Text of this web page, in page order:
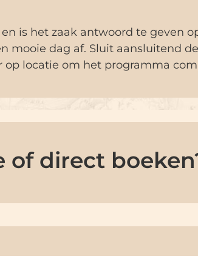
is het zaak antwoord te geven
mooie dag af. Sluit aansluitend
locatie om het programma
of direct